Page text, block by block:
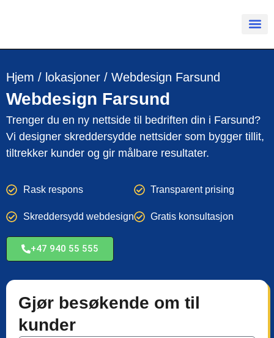
Hjem / lokasjoner / Webdesign Farsund
Webdesign Farsund
Trenger du en ny nettside til bedriften din i Farsund?
Vi designer skreddersydde nettsider som bygger tillit,
tiltrekker kunder og gir målbare resultater.
Rask respons
Skreddersydd webdesign
Transparent prising
Gratis konsultasjon
+47 940 55 555
Gjør besøkende om til
kunder